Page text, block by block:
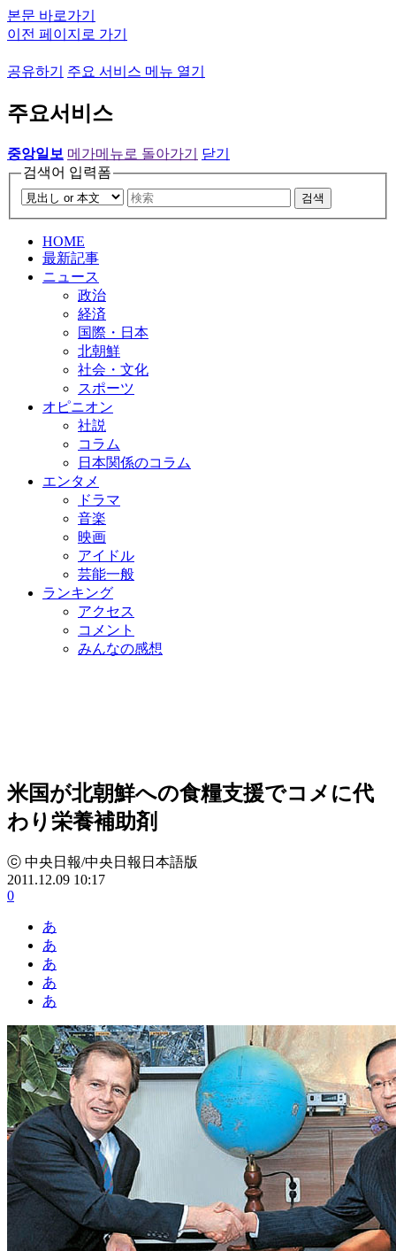
본문 바로가기
이전 페이지로 가기
공유하기 주요 서비스 메뉴 열기
주요서비스
중앙일보 메가메뉴로 돌아가기
닫기
검색어 입력폼
검색
HOME
最新記事
ニュース
政治
経済
国際・日本
北朝鮮
社会・文化
スポーツ
オピニオン
社説
コラム
日本関係のコラム
エンタメ
ドラマ
音楽
映画
アイドル
芸能一般
ランキング
アクセス
コメント
みんなの感想
米国が北朝鮮への食糧支援でコメに代
わり栄養補助剤
ⓒ 中央日報/中央日報日本語版
2011.12.09 10:17
0
あ
あ
あ
あ
あ